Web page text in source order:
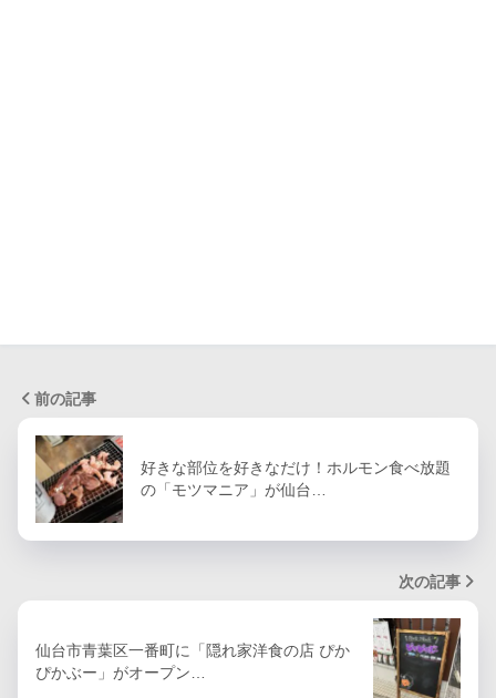
前の記事
好きな部位を好きなだけ！ホルモン食べ放題
の「モツマニア」が仙台…
次の記事
仙台市青葉区一番町に「隠れ家洋食の店 ぴか
ぴかぶー」がオープン…